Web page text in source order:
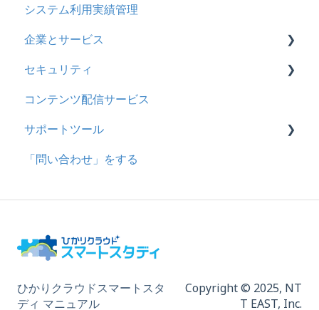
システム利用実績管理
企業とサービス
用語の定義
企業について
統合ユーザーについて
サービスについて
セキュリティ
シングルサインオン設定
証明書認証
MFA(多要素認証)
コンテンツ配信サービス
サポートツール
基本操作
問題登録用ファイルに戻す
「問い合わせ」をする
ひかりクラウドスマートスタ
ディ マニュアル
Copyright © 2025, NT
T EAST, Inc.